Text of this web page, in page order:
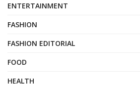
ENTERTAINMENT
FASHION
FASHION EDITORIAL
FOOD
HEALTH